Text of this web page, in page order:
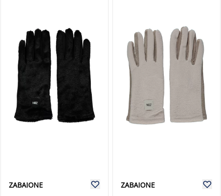
ZABAIONE ZABAIONE